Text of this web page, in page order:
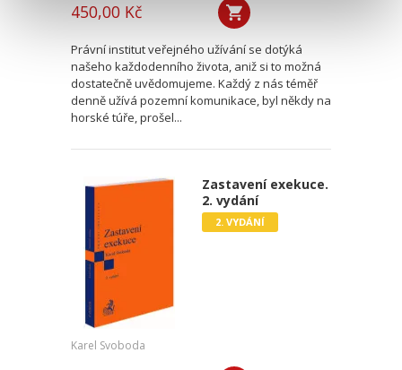
450,00 Kč
Právní institut veřejného užívání se dotýká
našeho každodenního života, aniž si to možná
dostatečně uvědomujeme. Každý z nás téměř
denně užívá pozemní komunikace, byl někdy na
horské túře, prošel...
Zastavení exekuce.
2. vydání
2. VYDÁNÍ
Karel Svoboda